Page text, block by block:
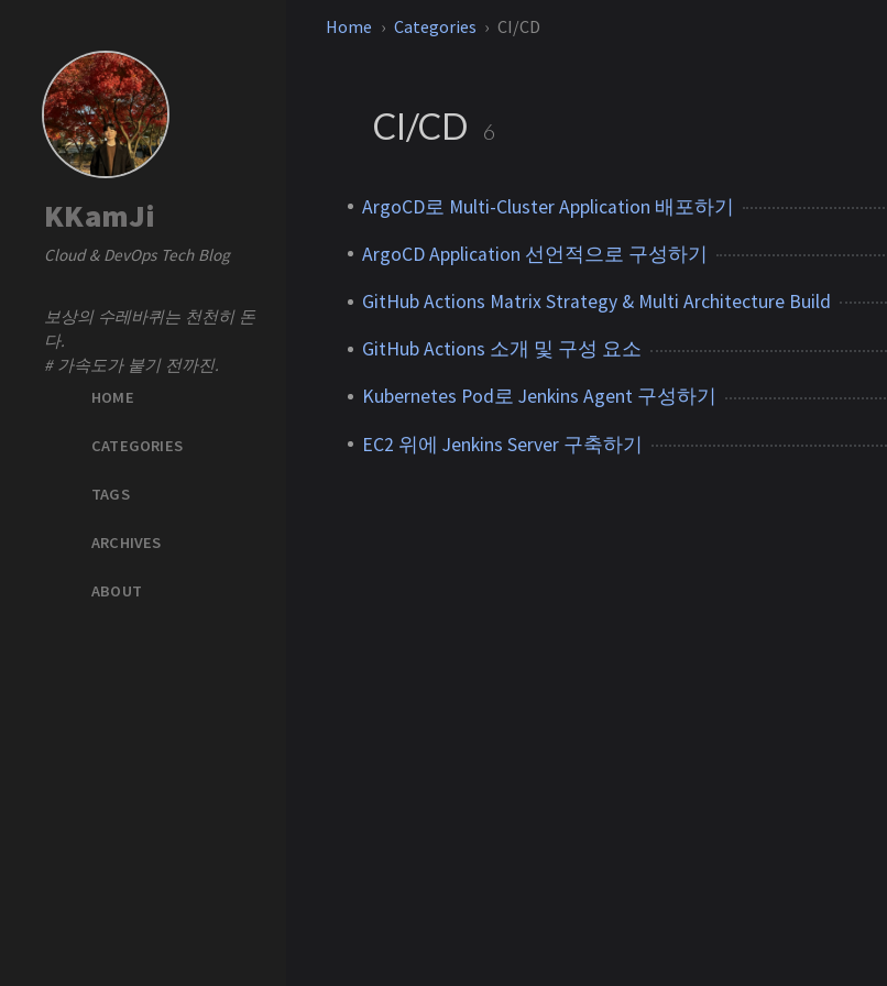
KKamJi
Cloud & DevOps Tech Blog
보상의 수레바퀴는 천천히 돈
다.
# 가속도가 붙기 전까진.
HOME
CATEGORIES
TAGS
ARCHIVES
ABOUT
Home Categories CI/CD
CI/CD 6
ArgoCD로 Multi-Cluster Application 배포하기
ArgoCD Application 선언적으로 구성하기
GitHub Actions Matrix Strategy & Multi Architecture Build
GitHub Actions 소개 및 구성 요소
Kubernetes Pod로 Jenkins Agent 구성하기
EC2 위에 Jenkins Server 구축하기